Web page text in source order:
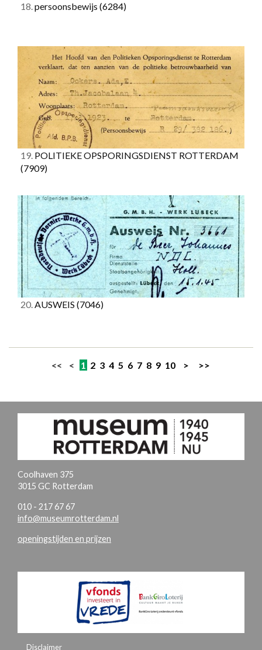
18.persoonsbewijs (6284)
19. POLITIEKE OPSPORINGSDIENST ROTTERDAM
(7909)
20.AUSWEIS (7046)
<< < 1 2 3 4 5 6 7 8 9 10 > >>
Coolhaven 375
3015 GC Rotterdam
010 - 217 67 67
info@museumrotterdam.nl
openingstijden en prijzen
Disclaimer